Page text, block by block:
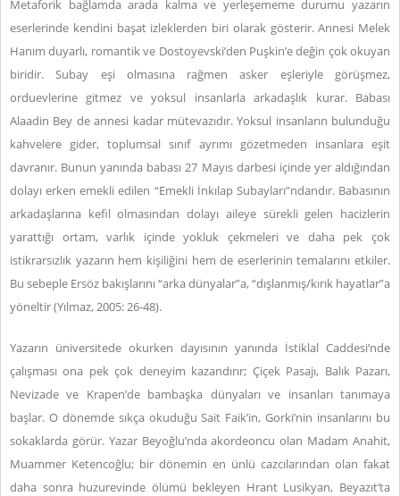
Metaforik bağlamda arada kalma ve yerleşememe durumu yazarın
eserlerinde kendini başat izleklerden biri olarak gösterir. Annesi Melek
Hanım duyarlı, romantik ve Dostoyevski’den Puşkin’e değin çok okuyan
biridir. Subay eşi olmasına rağmen asker eşleriyle görüşmez,
orduevlerine gitmez ve yoksul insanlarla arkadaşlık kurar. Babası
Alaadin Bey de annesi kadar mütevazıdır. Yoksul insanların bulunduğu
kahvelere gider, toplumsal sınıf ayrımı gözetmeden insanlara eşit
davranır. Bunun yanında babası 27 Mayıs darbesi içinde yer aldığından
dolayı erken emekli edilen “Emekli İnkılap Subayları”ndandır. Babasının
arkadaşlarına kefil olmasından dolayı aileye sürekli gelen hacizlerin
yarattığı ortam, varlık içinde yokluk çekmeleri ve daha pek çok
istikrarsızlık yazarın hem kişiliğini hem de eserlerinin temalarını etkiler.
Bu sebeple Ersöz bakışlarını “arka dünyalar”a, “dışlanmış/kırık hayatlar”a
yöneltir (Yılmaz, 2005: 26-48).
Yazarın üniversitede okurken dayısının yanında İstiklal Caddesi’nde
çalışması ona pek çok deneyim kazandırır; Çiçek Pasajı, Balık Pazarı,
Nevizade ve Krapen’de bambaşka dünyaları ve insanları tanımaya
başlar. O dönemde sıkça okuduğu Sait Faik’in, Gorki’nin insanlarını bu
sokaklarda görür. Yazar Beyoğlu’nda akordeoncu olan Madam Anahit,
Muammer Ketencoğlu; bir dönemin en ünlü cazcılarından olan fakat
daha sonra huzurevinde ölümü bekleyen Hrant Lusikyan, Beyazıt’ta